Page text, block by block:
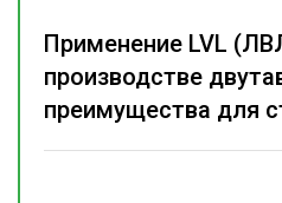
Применение LVL
производстве
преимущества для